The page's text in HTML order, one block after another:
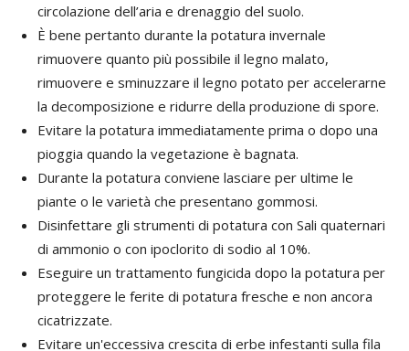
circolazione dell’aria e drenaggio del suolo.
È bene pertanto durante la potatura invernale
rimuovere quanto più possibile il legno malato,
rimuovere e sminuzzare il legno potato per accelerarne
la decomposizione e ridurre della produzione di spore.
Evitare la potatura immediatamente prima o dopo una
pioggia quando la vegetazione è bagnata.
Durante la potatura conviene lasciare per ultime le
piante o le varietà che presentano gommosi.
Disinfettare gli strumenti di potatura con Sali quaternari
di ammonio o con ipoclorito di sodio al 10%.
Eseguire un trattamento fungicida dopo la potatura per
proteggere le ferite di potatura fresche e non ancora
cicatrizzate.
Evitare un'eccessiva crescita di erbe infestanti sulla fila